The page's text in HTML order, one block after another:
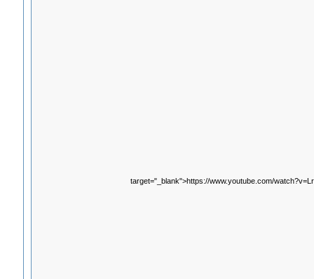
target="_blank">https://www.youtube.com/